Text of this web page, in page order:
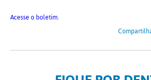
Acesse o boletim.